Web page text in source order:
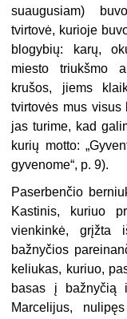
suaugusiam)
tvirtovė, kurioje
blogybių: karų,
miesto triukšmo
krušos, jiems
tvirtovės mus
jas turime, kad
kurių motto:
gyvenome“, p. 9).
Paserbenčio
Kastinis, kuriuo
vienkinkė, grįžta
bažnyčios
keliukas, kuriuo,
basas į bažnyčią
Marcelijus,